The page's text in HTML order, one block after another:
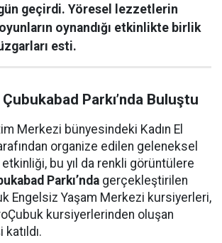
geçirdi. Yöresel lezzetlerin
oynandığı etkinlikte birlik
esti.
Parkı’nda Buluştu
Merkezi bünyesindeki Kadın El
organize edilen geleneksel
etkinliği, bu yıl da renkli görüntülere
Parkı’nda gerçekleştirilen
Engelsiz Yaşam Merkezi kursiyerleri,
kursiyerlerinden oluşan